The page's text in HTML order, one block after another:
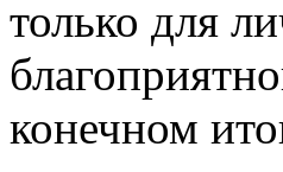
только для
конечном